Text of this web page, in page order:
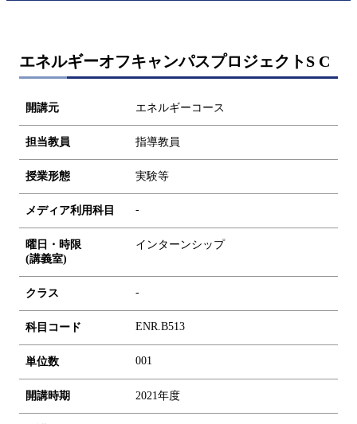
エネルギーオフキャンパスプロジェクトS C
開講元 エネルギーコース
担当教員 指導教員
授業形態 実験等
メディア利用科目 -
曜日・時限
(講義室)
インターンシップ
クラス -
科目コード ENR.B513
単位数 001
開講時期 2021年度